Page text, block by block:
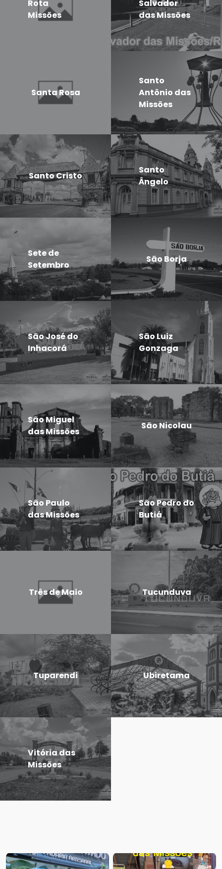
Rota
Missões
Salvador
das Missões
Santa Rosa
Santo
Antônio das
Missões
Santo Cristo
Santo
Ângelo
Sete de
Setembro
São Borja
São José do
Inhacorá
São Luiz
Gonzaga
São Miguel
das Missões
São Nicolau
São Paulo
das Missões
São Pedro do
Butiá
Três de Maio Tucunduva
Tuparendi Ubiretama
Vitória das
Missões